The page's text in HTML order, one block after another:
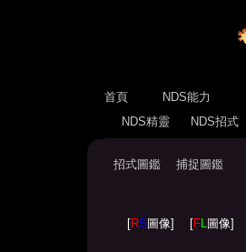
首頁 NDS能力
NDS精靈
NDS招式
招式圖鑑 捕捉圖鑑
[RS 圖像] [FL圖像]